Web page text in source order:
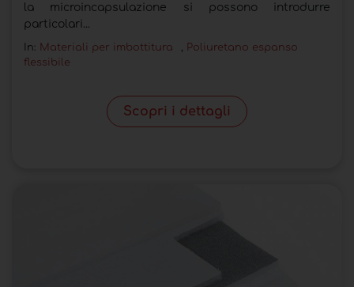
la microincapsulazione si possono introdurre
particolari...
In: Materiali per imbottitura , Poliuretano espanso
flessibile
Scopri i dettagli